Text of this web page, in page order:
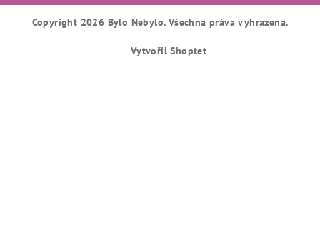
Copyright 2026 Bylo Nebylo. Všechna práva vyhrazena.
Vytvořil Shoptet